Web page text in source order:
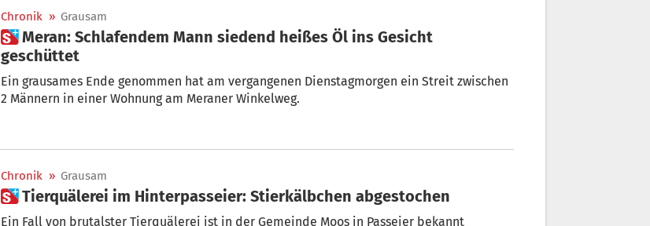
Chronik » Grausam
 Meran: Schlafendem Mann siedend heißes Öl ins Gesicht
geschüttet
Ein grausames Ende genommen hat am vergangenen Dienstagmorgen ein Streit zwischen
2 Männern in einer Wohnung am Meraner Winkelweg.
Chronik » Grausam
 Tierquälerei im Hinterpasseier: Stierkälbchen abgestochen
Ein Fall von brutalster Tierquälerei ist in der Gemeinde Moos in Passeier bekannt